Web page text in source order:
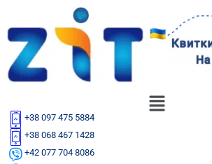
+38 097 475 5884
+38 068 467 1428
+42 077 704 8086